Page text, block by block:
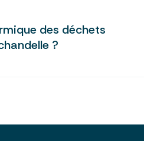
des déchets
?